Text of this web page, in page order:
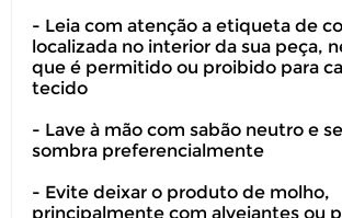
Você pode devolver este
produto gratuitamente.
Você possui até 07 dias
a troca ou devolução caso
- Leia com atenção a etiqueta de
localizada no interior da sua peça,
que é permitido ou proibido para
tecido
- Lave à mão com sabão neutro e
sombra preferencialmente
- Evite deixar o produto de molho,
principalmente com alvejantes ou